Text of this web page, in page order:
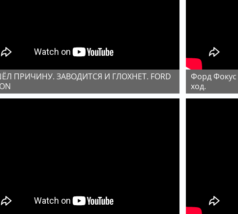
Форд Фокус 2 не тянет. Нестабильный холостой
ход.